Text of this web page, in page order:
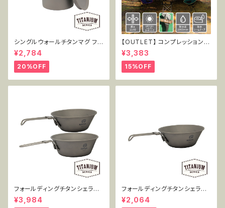
シングルウォールチタンマグ フタ
付き 450ml MT-SWM450W
L
¥2,784
20%OFF
【OUTLET】 コンプレッショント
ートタープ3.5 TT-CT-005
¥3,383
15%OFF
フォールディングチタンシェラカ
ップ 300+450mlセット MT-F
SC2PC
¥3,984
フォールディングチタンシェラカ
ップ 300ml単品 MT-FSC300
¥2,064